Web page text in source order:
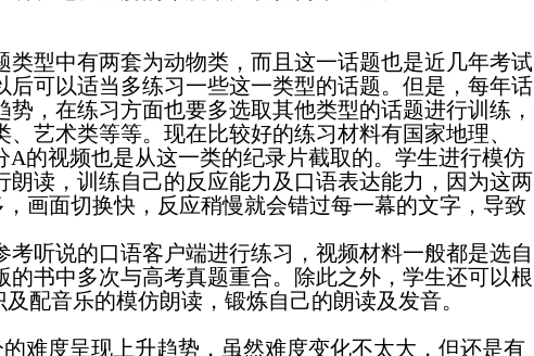
类型中有两套为动物类，而且这一话题也是近几年考试
后可以适当多练习一些这一类型的话题。但是，每年话
，在练习方面也要多选取其他类型的话题进行训练，
艺术类等等。现在比较好的练习材料有国家地理、
A的视频也是从这一类的纪录片截取的。学生进行模仿
朗读，训练自己的反应能力及口语表达能力，因为这两
画面切换快，反应稍慢就会错过每一幕的文字，导致
考听说的口语客户端进行练习，视频材料一般都是选自
的书中多次与高考真题重合。除此之外，学生还可以根
配音乐的模仿朗读，锻炼自己的朗读及发音。
难度呈现上升趋势，虽然难度变化不太大，但还是有